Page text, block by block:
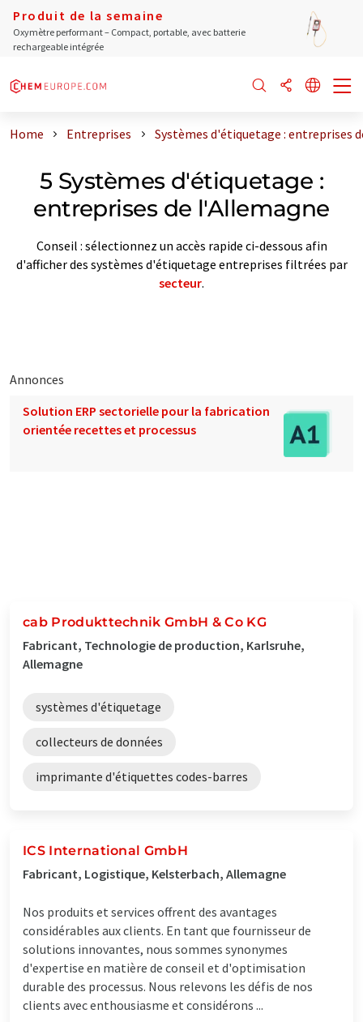
Produit de la semaine
Oxymètre performant – Compact, portable, avec batterie
rechargeable intégrée
Home Entreprises Systèmes d'étiquetage : entreprises
5 Systèmes d'étiquetage :
entreprises de l'Allemagne
Conseil : sélectionnez un accès rapide ci-dessous afin
d'afficher des systèmes d'étiquetage entreprises filtrées par
secteur.
Annonces
Solution ERP sectorielle pour la fabrication
orientée recettes et processus
cab Produkttechnik GmbH & Co KG
Fabricant, Technologie de production, Karlsruhe,
Allemagne
systèmes d'étiquetage
collecteurs de données
imprimante d'étiquettes codes-barres
ICS International GmbH
Fabricant, Logistique, Kelsterbach, Allemagne
Nos produits et services offrent des avantages
considérables aux clients. En tant que fournisseur de
solutions innovantes, nous sommes synonymes
d'expertise en matière de conseil et d'optimisation
durable des processus. Nous relevons les défis de nos
clients avec enthousiasme et considérons ...